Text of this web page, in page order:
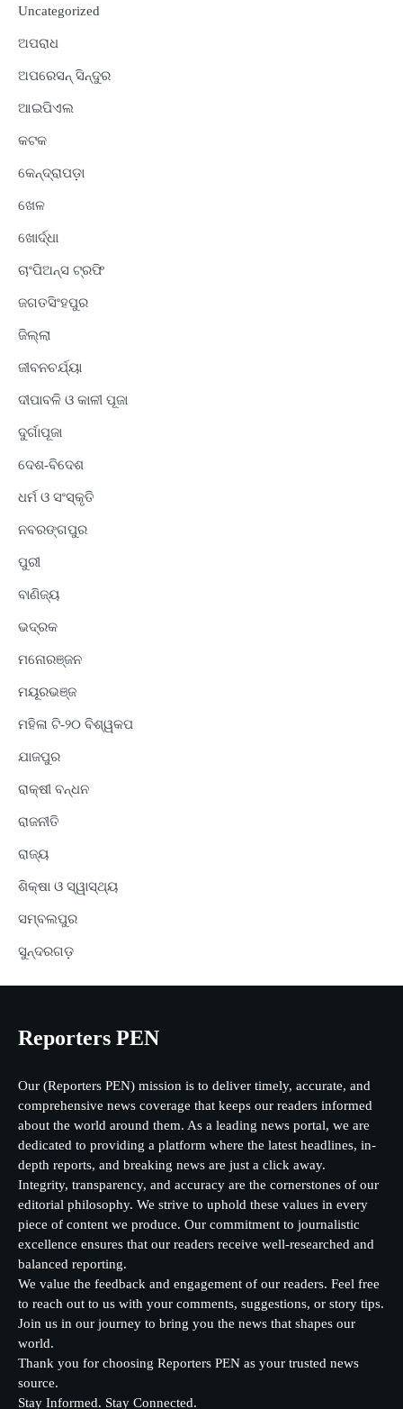
Uncategorized
ଅପରାଧ
ଅପରେସନ୍ ସିନ୍ଦୁର
ଆଇପିଏଲ
କଟକ
କେନ୍ଦ୍ରାପଡ଼ା
ଖେଳ
ଖୋର୍ଦ୍ଧା
ଚାଂପିଅନ୍ସ ଟ୍ରଫି
ଜଗତସିଂହପୁର
ଜିଲ୍ଲା
ଜୀବନଚର୍ଯ୍ୟା
ଦୀପାବଳି ଓ କାଳୀ ପୂଜା
ଦୁର୍ଗାପୂଜା
ଦେଶ-ବିଦେଶ
ଧର୍ମ ଓ ସଂସ୍କୃତି
ନବରଙ୍ଗପୁର
ପୁରୀ
ବାଣିଜ୍ୟ
ଭଦ୍ରକ
ମନୋରଞ୍ଜନ
ମୟୂରଭଞ୍ଜ
ମହିଳା ଟି-୨୦ ବିଶ୍ୱକପ
ଯାଜପୁର
ରାକ୍ଷୀ ବନ୍ଧନ
ରାଜନୀତି
ରାଜ୍ୟ
ଶିକ୍ଷା ଓ ସ୍ୱାସ୍ଥ୍ୟ
ସମ୍ବଲପୁର
ସୁନ୍ଦରଗଡ଼
Reporters PEN
Our (Reporters PEN) mission is to deliver timely, accurate, and
comprehensive news coverage that keeps our readers informed
about the world around them. As a leading news portal, we are
dedicated to providing a platform where the latest headlines, in-
depth reports, and breaking news are just a click away.
Integrity, transparency, and accuracy are the cornerstones of our
editorial philosophy. We strive to uphold these values in every
piece of content we produce. Our commitment to journalistic
excellence ensures that our readers receive well-researched and
balanced reporting.
We value the feedback and engagement of our readers. Feel free
to reach out to us with your comments, suggestions, or story tips.
Join us in our journey to bring you the news that shapes our
world.
Thank you for choosing Reporters PEN as your trusted news
source.
Stay Informed. Stay Connected.